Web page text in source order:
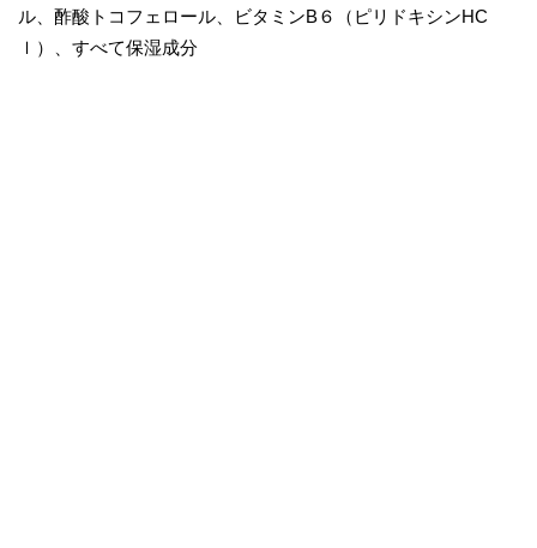
ル、酢酸トコフェロール、ビタミンB６（ピリドキシンHC
ｌ）、すべて保湿成分